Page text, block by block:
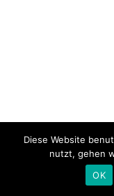
Diese Website
nutzt, gehen
OK